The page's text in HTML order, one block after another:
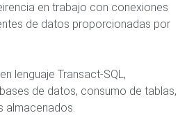
en trabajo con conexiones
de datos proporcionadas por
lenguaje Transact-SQL,
de datos, consumo de tablas,
almacenados.